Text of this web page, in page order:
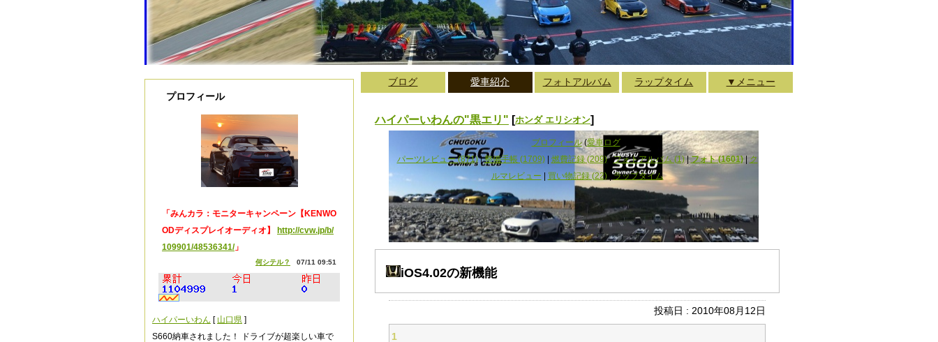
ブログ 愛車紹介 フォトアルバム ラップタイム ▼メニュー
ハイパーいわんの"黒エリ" [ホンダ エリシオン]
プロフィール(愛車ログ)
パーツレビュー (871)|整備手帳 (1709)| 燃費記録 (209)|フォトアルバム (1)|フォト (1601)|ク
ルマレビュー
買い物記録 (22)|ラップタイム
iOS4.02の新機能
投稿日 : 2010年08月12日
1
プロフィール
「みんカラ：モニターキャンペーン【KENWO
ODディスプレイオーディオ】
http://cvw.jp/b/
109901/48536341/」
何シテル？ 07/11 09:51
ハイパーいわん [ 山口県 ]
S660納車されました！ ドライブが超楽しい車で